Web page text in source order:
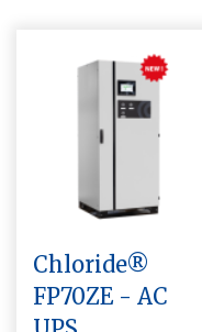
Chloride®
FP70ZE - AC